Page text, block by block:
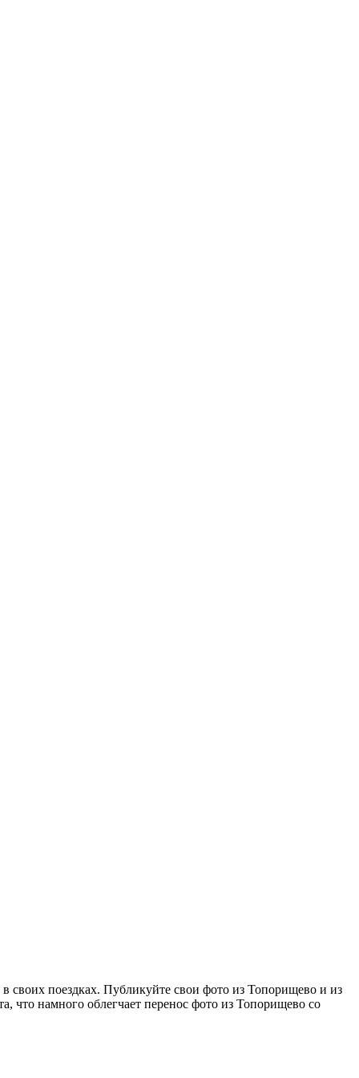
своих поездках. Публикуйте свои фото из Топорищево и из
что намного облегчает перенос фото из Топорищево со